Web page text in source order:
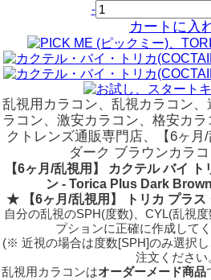
-
カートに入
乱視用カラコン、乱視カラコン
ラコン、激安カラコン、格安カ
クトレンズ通販専門店、【6ヶ月
ダーク ブラウンカラ
【6ヶ月/乱視用】 カクテル バイ
ン - Torica Plus Dark
★ 【6ヶ月/乱視用】 トリカ プラス
自分の乱視のSPH(度数)、CYL(乱視
プションに正確に作成して
(※ 近視の場合は度数[SPH]のみ選択
注文ください
乱視用カラコンはオーダーメード商品